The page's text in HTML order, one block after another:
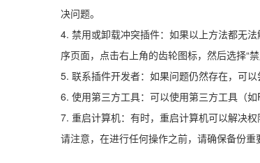
决问题。
4. 禁用或卸载冲突插件：如果以上方法都无
序页面，点击右上角的齿轮图标，然后选择“禁
5. 联系插件开发者：如果问题仍然存在，可
6. 使用第三方工具：可以使用第三方工具（
7. 重启计算机：有时，重启计算机可以解决权
请注意，在进行任何操作之前，请确保备份重